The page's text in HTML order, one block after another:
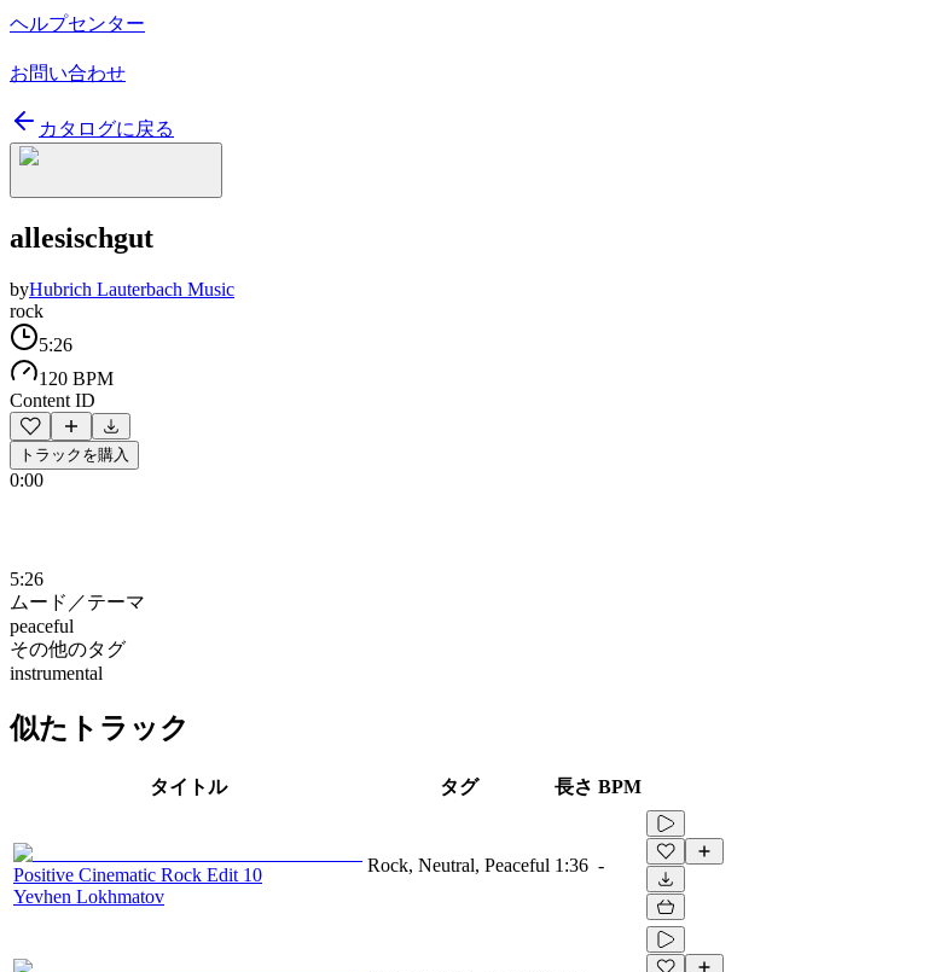
ヘルプセンター
お問い合わせ
カタログに戻る
allesischgut
byHubrich Lauterbach Music
rock
5:26
120 BPM
Content ID
トラックを購入
0:00
5:26
ムード／テーマ
peaceful
その他のタグ
instrumental
似たトラック
タイトル タグ 長さ BPM
Positive Cinematic Rock Edit 10
Yevhen Lokhmatov
Rock, Neutral, Peaceful 1:36 -